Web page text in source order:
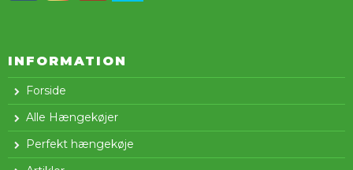
INFORMATION
Forside
Alle Hængekøjer
Perfekt hængekøje